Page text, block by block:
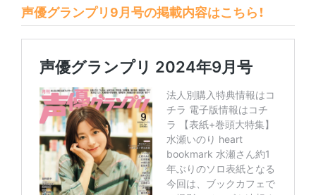
声優グランプリ9月号の掲載内容はこちら！